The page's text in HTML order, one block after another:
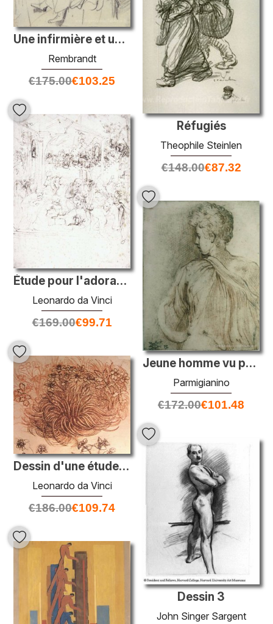
Une infirmière et un enfant alimentaire
Rembrandt
€175.00€103.25
Réfugiés
Theophile Steinlen
€148.00€87.32
Étude pour l'adoration des mages
Leonardo da Vinci
€169.00€99.71
Jeune homme vu par derrière, visage de profil
Parmigianino
€172.00€101.48
Dessin d'une étude botanique
Leonardo da Vinci
€186.00€109.74
Dessin 3
John Singer Sargent